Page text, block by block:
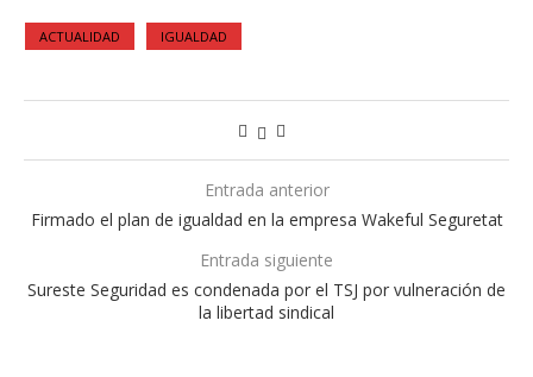
ACTUALIDAD IGUALDAD
Entrada anterior
Firmado el plan de igualdad en la empresa Wakeful Seguretat
Entrada siguiente
Sureste Seguridad es condenada por el TSJ por vulneración de
la libertad sindical